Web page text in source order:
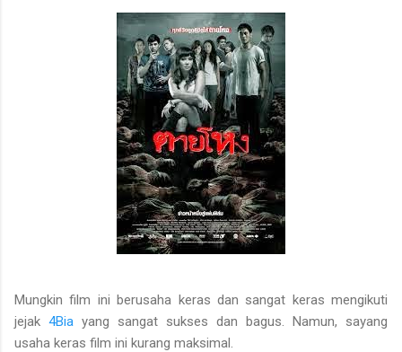
Mungkin film ini berusaha keras dan sangat keras mengikuti
jejak 4Bia yang sangat sukses dan bagus. Namun, sayang
usaha keras film ini kurang maksimal.